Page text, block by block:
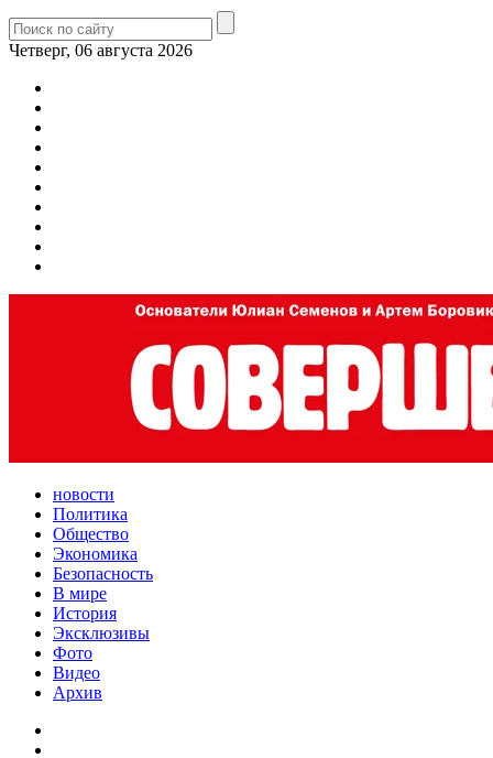
Четверг, 06 августа 2026
новости
Политика
Общество
Экономика
Безопасность
В мире
История
Эксклюзивы
Фото
Видео
Архив